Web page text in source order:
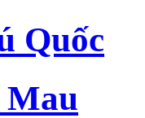
Quốc
Mau